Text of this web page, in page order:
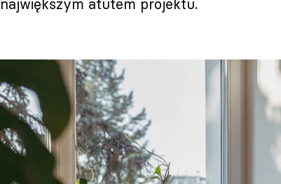
największym atutem projektu.